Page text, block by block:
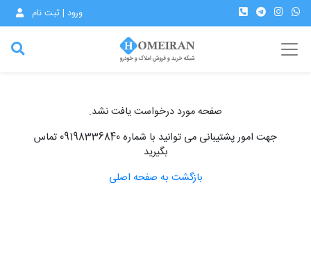
ورود | ثبت نام
صفحه مورد درخواست یافت نشد.
جهت امور پشتیبانی می توانید با شماره 09198336840 تماس
بگیرید
بازگشت به صفحه اصلی